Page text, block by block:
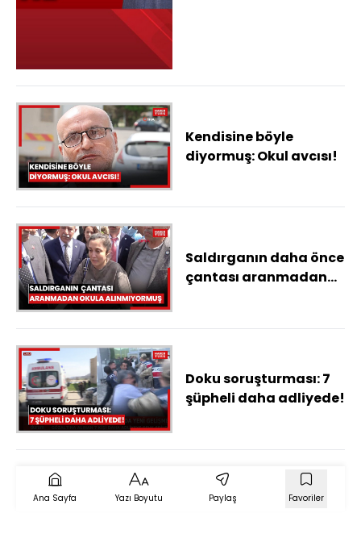
Kendisine böyle
diyormuş: Okul avcısı!
Saldırganın daha önce
çantası aranmadan
Doku soruşturması: 7
şüpheli daha adliyede!
Ana Sayfa Yazı Boyutu Paylaş Favoriler